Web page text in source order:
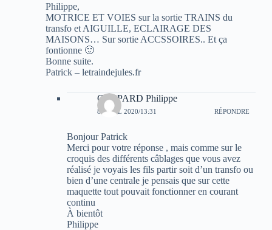
Philippe,
MOTRICE ET VOIES sur la sortie TRAINS du
transfo et AIGUILLE, ECLAIRAGE DES
MAISONS… Sur sortie ACCSSOIRES.. Et ça
fontionne 🙂
Bonne suite.
Patrick – letraindejules.fr
GASPARD Philippe
8 AVRIL 2020/13:31 RÉPONDRE
Bonjour Patrick
Merci pour votre réponse , mais comme sur le
croquis des différents câblages que vous avez
réalisé je voyais les fils partir soit d’un transfo ou
bien d’une centrale je pensais que sur cette
maquette tout pouvait fonctionner en courant
continu
À bientôt
Philippe